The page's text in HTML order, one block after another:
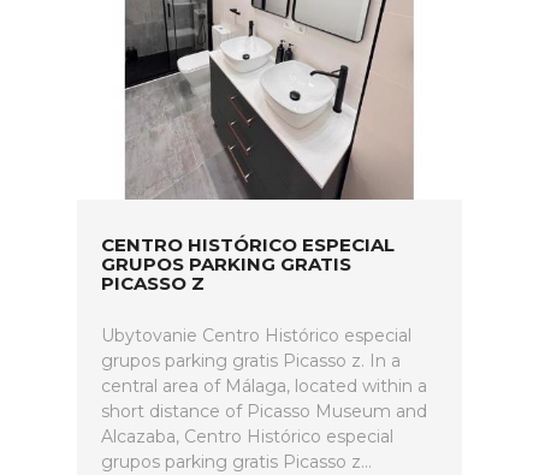
CENTRO HISTÓRICO ESPECIAL
GRUPOS PARKING GRATIS
PICASSO Z
Ubytovanie Centro Histórico especial
grupos parking gratis Picasso z. In a
central area of Málaga, located within a
short distance of Picasso Museum and
Alcazaba, Centro Histórico especial
grupos parking gratis Picasso z...